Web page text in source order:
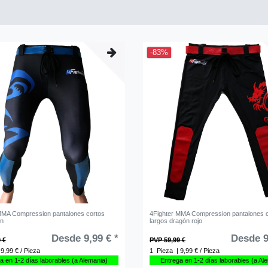
Compression pantalones cortos
€ Desde 9,99 € *
€ / Pieza
en 1-2 días laborables (a Alemania)
-83%
4Fighter MMA Compression pantalones
largos dragón rojo
PVP 59,99 € Desde
1 Pieza | 9,99 € / Pieza
Entrega en 1-2 días laborables (a